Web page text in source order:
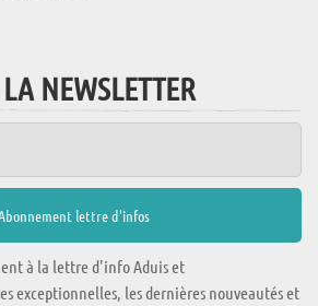
NEWSLETTER
à la lettre d'info Aduis et
exceptionnelles, les dernières nouveautés et